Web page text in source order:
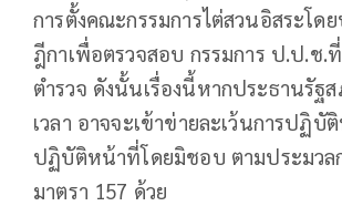
การตั้งคณะกรรมการไต่สวนอิสระโด
ฎีกาเพื่อตรวจสอบ กรรมการ ป.ป.ช.
ตำรวจ ดังนั้นเรื่องนี้หากประธานรัฐส
เวลา อาจจะเข้าข่ายละเว้นการปฏิ
ปฏิบัติหน้าที่โดยมิชอบ ตามประมวล
มาตรา 157 ด้วย